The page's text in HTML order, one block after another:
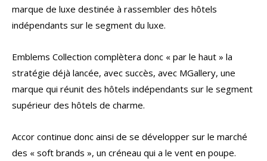
marque de luxe destinée à rassembler des hôtels
indépendants sur le segment du luxe.
Emblems Collection complètera donc « par le haut » la
stratégie déjà lancée, avec succès, avec MGallery, une
marque qui réunit des hôtels indépendants sur le segment
supérieur des hôtels de charme.
Accor continue donc ainsi de se développer sur le marché
des « soft brands », un créneau qui a le vent en poupe.